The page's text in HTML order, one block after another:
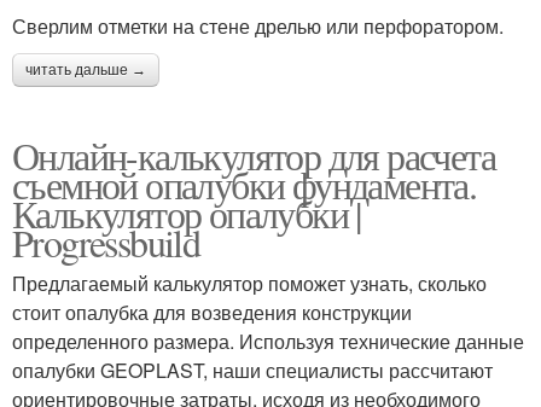
Сверлим отметки на стене дрелью или перфоратором.
читать дальше →
Онлайн-калькулятор для расчета
съемной опалубки фундамента.
Калькулятор опалубки |
Progressbuild
Предлагаемый калькулятор поможет узнать, сколько
стоит опалубка для возведения конструкции
определенного размера. Используя технические данные
опалубки GEOPLAST, наши специалисты рассчитают
ориентировочные затраты, исходя из необходимого